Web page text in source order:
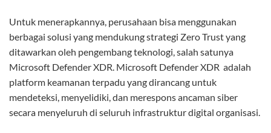
Untuk menerapkannya, perusahaan bisa menggunakan
berbagai solusi yang mendukung strategi Zero Trust yang
ditawarkan oleh pengembang teknologi, salah satunya
Microsoft Defender XDR. Microsoft Defender XDR adalah
platform keamanan terpadu yang dirancang untuk
mendeteksi, menyelidiki, dan merespons ancaman siber
secara menyeluruh di seluruh infrastruktur digital organisasi.